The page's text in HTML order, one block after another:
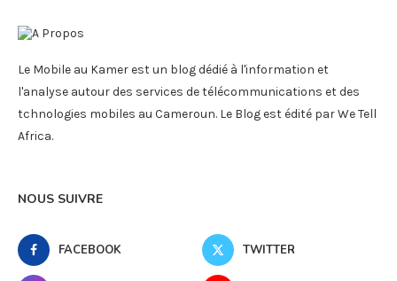
Le Mobile au Kamer est un blog dédié à l'information et
l'analyse autour des services de télécommunications et des
tchnologies mobiles au Cameroun. Le Blog est édité par We Tell
Africa.
NOUS SUIVRE
FACEBOOK TWITTER